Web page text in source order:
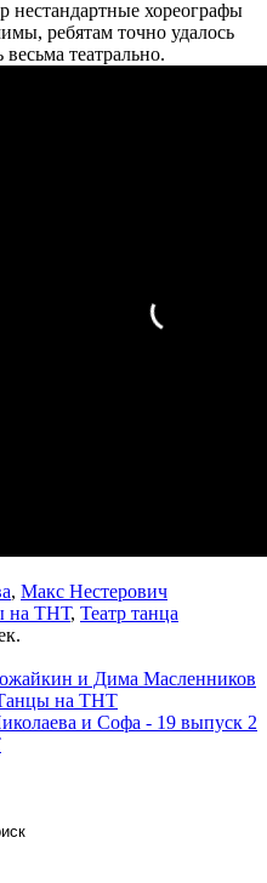
нестандартные хореографы
ребятам точно удалось
театрально.
, Макс Нестерович
на ТНТ, Театр танца
и Дима Масленников
на ТНТ
и Софа - 19 выпуск 2